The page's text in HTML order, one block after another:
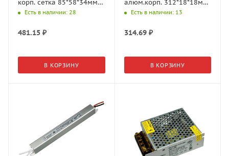
корп. сетка 85*58*34мм
(GLS)Есть в наличии: 28
481.15 ₽
В КОРЗИНУ
алюм.корп. 312*18*18мм
(GLS)Есть в наличии: 13
314.69₽
В КОРЗИНУ